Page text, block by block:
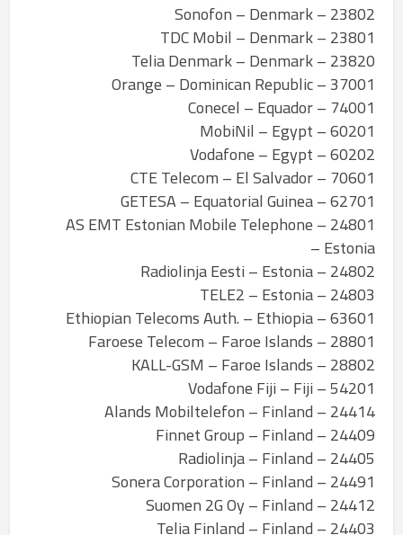
23802 – Sonofon – Denmark
23801 – TDC Mobil – Denmark
23820 – Telia Denmark – Denmark
37001 – Orange – Dominican Republic
74001 – Conecel – Equador
60201 – MobiNil – Egypt
60202 – Vodafone – Egypt
70601 – CTE Telecom – El Salvador
62701 – GETESA – Equatorial Guinea
24801 – AS EMT Estonian Mobile Telephone
– Estonia
24802 – Radiolinja Eesti – Estonia
24803 – TELE2 – Estonia
63601 – Ethiopian Telecoms Auth. – Ethiopia
28801 – Faroese Telecom – Faroe Islands
28802 – KALL-GSM – Faroe Islands
54201 – Vodafone Fiji – Fiji
24414 – Alands Mobiltelefon – Finland
24409 – Finnet Group – Finland
24405 – Radiolinja – Finland
24491 – Sonera Corporation – Finland
24412 – Suomen 2G Oy – Finland
24403 – Telia Finland – Finland